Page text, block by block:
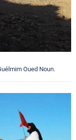
Oued Noun.